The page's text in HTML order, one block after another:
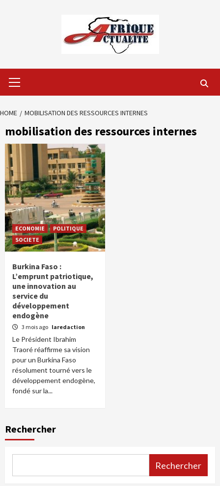
Menu
HOME MOBILISATION DES RESSOURCES INTERNES
mobilisation des ressources internes
ECONOMIE
POLITIQUE
SOCIETE
Burkina Faso :
L’emprunt patriotique,
une innovation au
service du
développement
endogène
3 mois ago laredaction
Le Président Ibrahim
Traoré réaffirme sa vision
pour un Burkina Faso
résolument tourné vers le
développement endogène,
fondé sur la...
Rechercher
Rechercher